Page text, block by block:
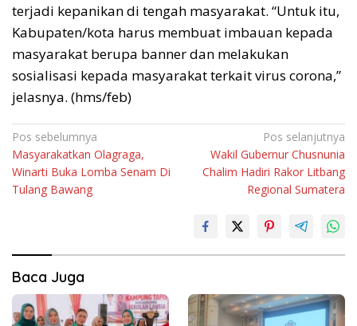
terjadi kepanikan di tengah masyarakat. “Untuk itu,
Kabupaten/kota harus membuat imbauan kepada
masyarakat berupa banner dan melakukan
sosialisasi kepada masyarakat terkait virus corona,”
jelasnya. (hms/feb)
Navigasi
pos
Pos sebelumnya
Masyarakatkan Olagraga,
Winarti Buka Lomba Senam Di
Tulang Bawang
Pos selanjutnya
Wakil Gubernur Chusnunia
Chalim Hadiri Rakor Litbang
Regional Sumatera
Baca Juga